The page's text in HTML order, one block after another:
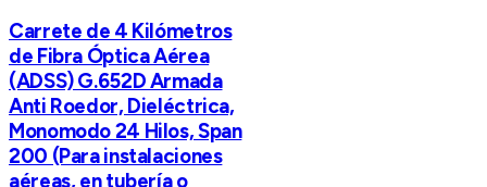
Carrete de 4 Kilómetros
de Fibra Óptica Aérea
(ADSS) G.652D Armada
Anti Roedor, Dieléctrica,
Monomodo 24 Hilos, Span
200 (Para instalaciones
aéreas, en tubería o